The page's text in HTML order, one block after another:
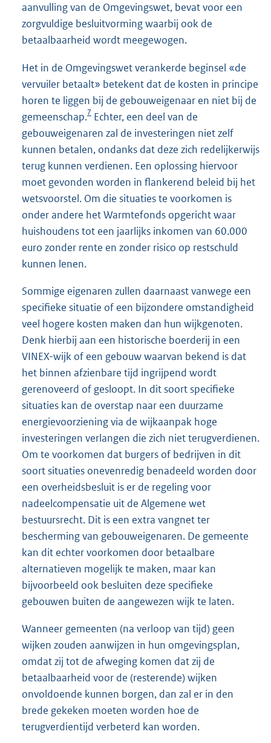
aanvulling van de Omgevingswet, bevat voor een
zorgvuldige besluitvorming waarbij ook de
betaalbaarheid wordt meegewogen.
Het in de Omgevingswet verankerde beginsel «de
vervuiler betaalt» betekent dat de kosten in principe
horen te liggen bij de gebouweigenaar en niet bij de
gemeenschap.7 Echter, een deel van de
gebouweigenaren zal de investeringen niet zelf
kunnen betalen, ondanks dat deze zich redelijkerwijs
terug kunnen verdienen. Een oplossing hiervoor
moet gevonden worden in flankerend beleid bij het
wetsvoorstel. Om die situaties te voorkomen is
onder andere het Warmtefonds opgericht waar
huishoudens tot een jaarlijks inkomen van 60.000
euro zonder rente en zonder risico op restschuld
kunnen lenen.
Sommige eigenaren zullen daarnaast vanwege een
specifieke situatie of een bijzondere omstandigheid
veel hogere kosten maken dan hun wijkgenoten.
Denk hierbij aan een historische boerderij in een
VINEX-wijk of een gebouw waarvan bekend is dat
het binnen afzienbare tijd ingrijpend wordt
gerenoveerd of gesloopt. In dit soort specifieke
situaties kan de overstap naar een duurzame
energievoorziening via de wijkaanpak hoge
investeringen verlangen die zich niet terugverdienen.
Om te voorkomen dat burgers of bedrijven in dit
soort situaties onevenredig benadeeld worden door
een overheidsbesluit is er de regeling voor
nadeelcompensatie uit de Algemene wet
bestuursrecht. Dit is een extra vangnet ter
bescherming van gebouweigenaren. De gemeente
kan dit echter voorkomen door betaalbare
alternatieven mogelijk te maken, maar kan
bijvoorbeeld ook besluiten deze specifieke
gebouwen buiten de aangewezen wijk te laten.
Wanneer gemeenten (na verloop van tijd) geen
wijken zouden aanwijzen in hun omgevingsplan,
omdat zij tot de afweging komen dat zij de
betaalbaarheid voor de (resterende) wijken
onvoldoende kunnen borgen, dan zal er in den
brede gekeken moeten worden hoe de
terugverdientijd verbeterd kan worden.